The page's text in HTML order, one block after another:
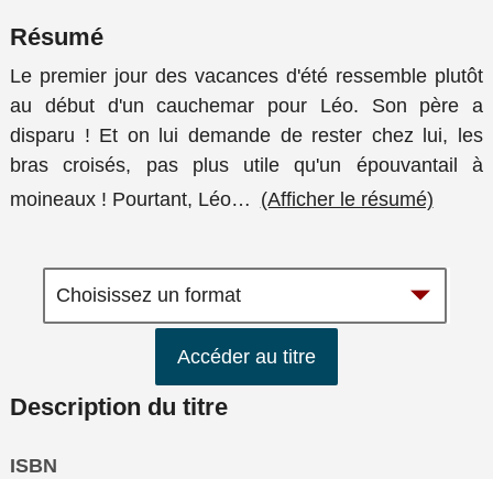
Résumé
Le premier jour des vacances d'été ressemble plutôt
au début d'un cauchemar pour Léo. Son père a
disparu ! Et on lui demande de rester chez lui, les
bras croisés, pas plus utile qu'un épouvantail à
moineaux ! Pourtant, Léo… (Afficher le résumé)
Accéder au titre
Description du titre
ISBN